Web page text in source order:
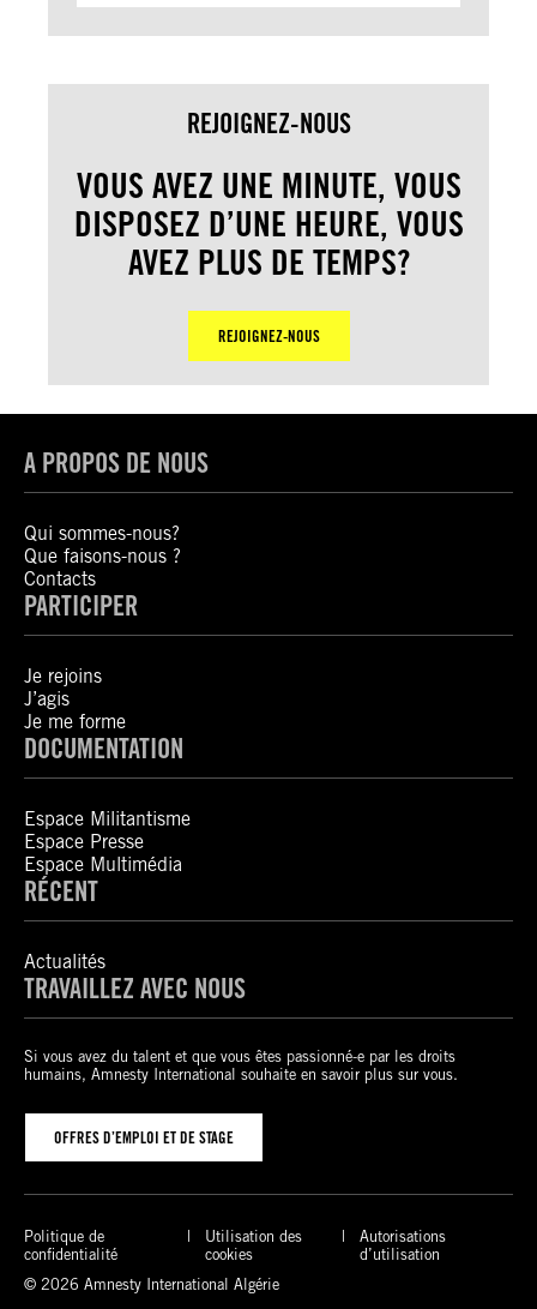
REJOIGNEZ-NOUS
VOUS AVEZ UNE MINUTE, VOUS
DISPOSEZ D’UNE HEURE, VOUS
AVEZ PLUS DE TEMPS?
REJOIGNEZ-NOUS
A PROPOS DE NOUS
Qui sommes-nous?
Que faisons-nous ?
Contacts
PARTICIPER
Je rejoins
J’agis
Je me forme
DOCUMENTATION
Espace Militantisme
Espace Presse
Espace Multimédia
RÉCENT
Actualités
TRAVAILLEZ AVEC NOUS
Si vous avez du talent et que vous êtes passionné-e par les droits
humains, Amnesty International souhaite en savoir plus sur vous.
OFFRES D’EMPLOI ET DE STAGE
Politique de
confidentialité
Utilisation des
cookies
Autorisations
d’utilisation
© 2026 Amnesty International Algérie